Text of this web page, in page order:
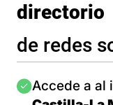
directorio
de redes
Imagen
Accede a al